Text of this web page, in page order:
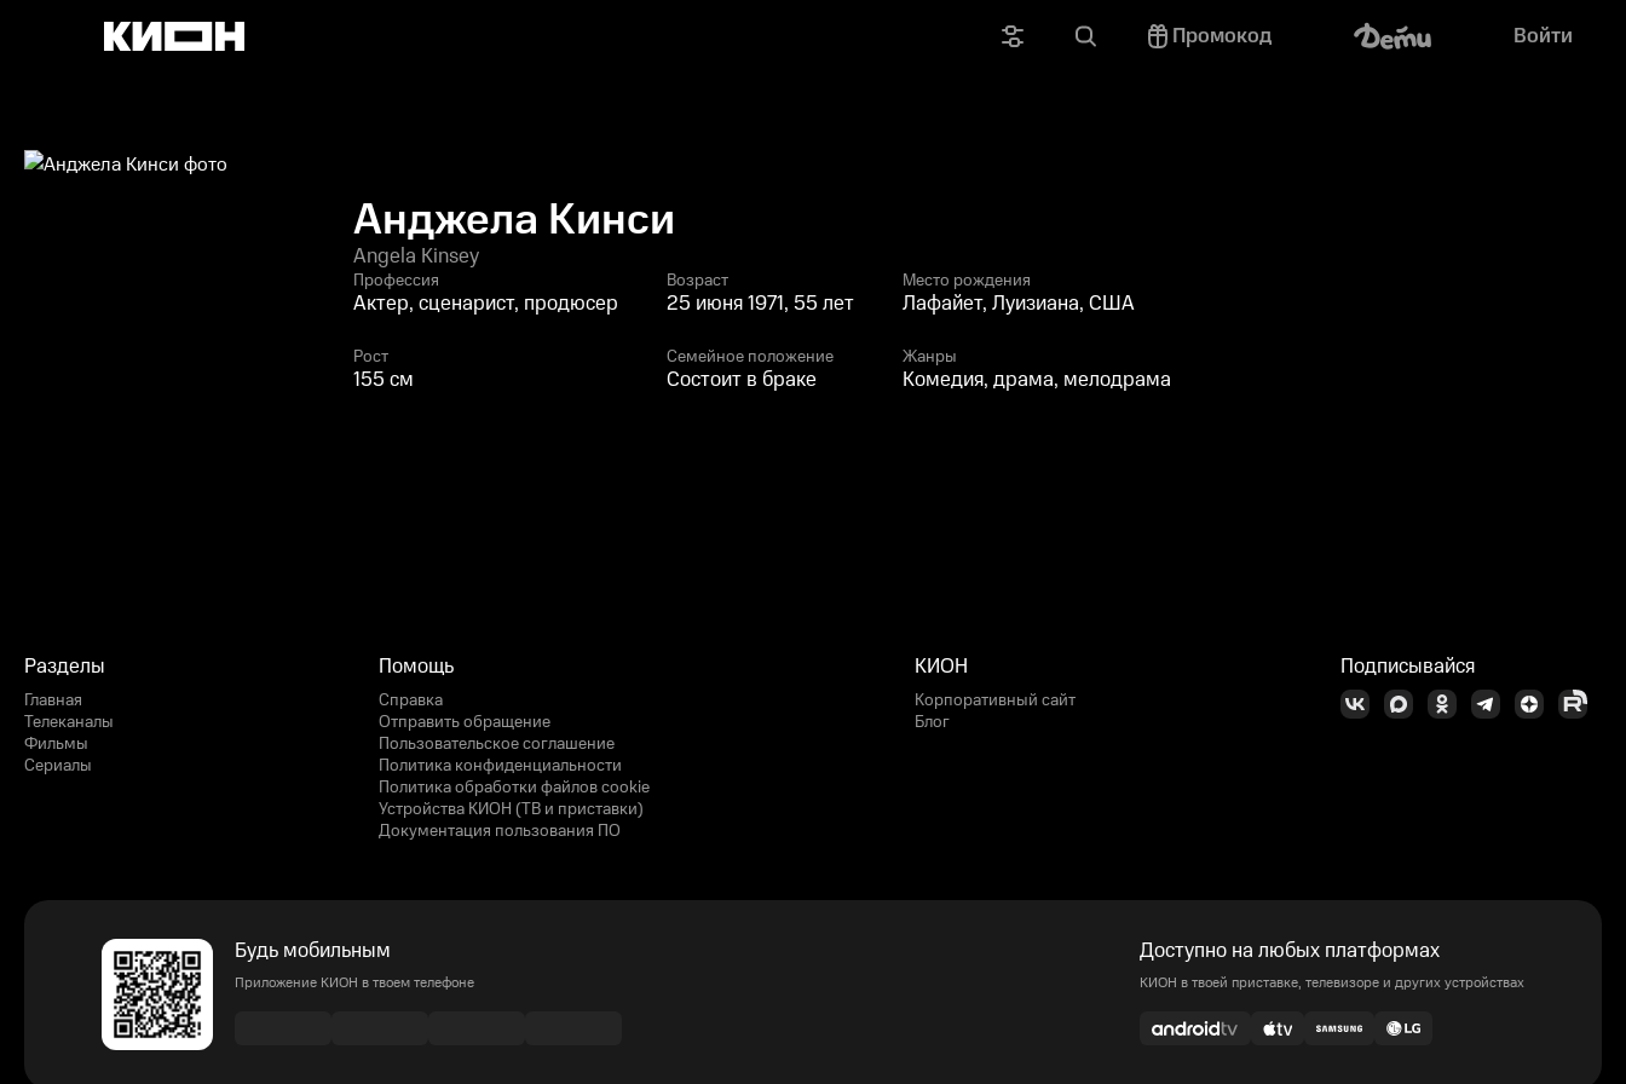
Промокод Войти
Анджела Кинси
Angela Kinsey
Профессия
Актер, сценарист, продюсер
Возраст
25 июня 1971, 55 лет
Место рождения
Лафайет, Луизиана, США
Рост
155 см
Семейное положение
Состоит в браке
Жанры
Комедия, драма, мелодрама
Разделы
Главная
Телеканалы
Фильмы
Сериалы
Помощь
Справка
Отправить обращение
Пользовательское соглашение
Политика конфиденциальности
Политика обработки файлов cookie
Устройства КИОН (ТВ и приставки)
Документация пользования ПО
КИОН
Корпоративный сайт
Блог
Подписывайся
Будь мобильным
Приложение КИОН в твоем телефоне
Доступно на любых платформах
КИОН в твоей приставке, телевизоре и других устройствах